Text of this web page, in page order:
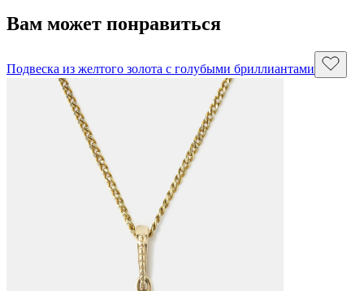
Вам может понравиться
Подвеска из желтого золота с голубыми бриллиантами